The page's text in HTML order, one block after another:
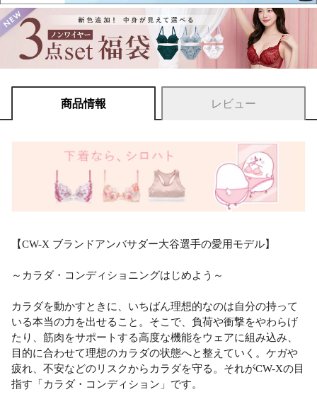
商品情報 レビュー
【CW-X ブランドアンバサダー大谷選手の愛用モデル】
～カラダ・コンディショニングはじめよう～
カラダを動かすときに、いちばん理想的なのは自分の持って
いる本当の力を出せること。そこで、負荷や衝撃をやわらげ
たり、筋肉をサポートする高度な機能をウェアに組み込み、
目的に合わせて理想のカラダの状態へと整えていく。ケガや
疲れ、不安などのリスクからカラダを守る。それがCW-Xの目
指す「カラダ・コンディション」です。